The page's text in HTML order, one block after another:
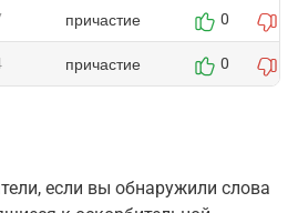
причастие 0
причастие 0
если вы обнаружили слова